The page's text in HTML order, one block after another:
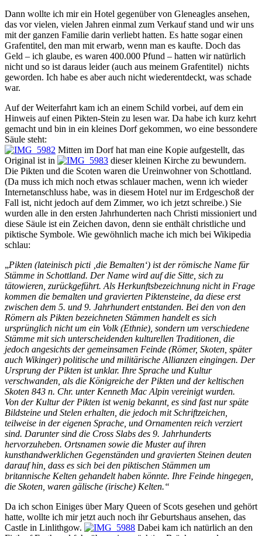
Dann wollte ich mir ein Hotel gegenüber von Gleneagles ansehen,
das vor vielen, vielen Jahren einmal zum Verkauf stand und wir uns
mit der ganzen Familie darin verliebt hatten. Es hatte sogar einen
Grafentitel, den man mit erwarb, wenn man es kaufte. Doch das
Geld – ich glaube, es waren 400.000 Pfund – hatten wir natürlich
nicht und so ist daraus leider (auch aus meinem Grafentitel) nichts
geworden. Ich habe es aber auch nicht wiederentdeckt, was schade
war.
Auf der Weiterfahrt kam ich an einem Schild vorbei, auf dem ein
Hinweis auf einen Pikten-Stein zu lesen war. Da habe ich kurz kehrt
gemacht und bin in ein kleines Dorf gekommen, wo eine bessondere
Säule steht:
Mitten im Dorf hat man eine Kopie aufgestellt, das
Original ist in
dieser kleinen Kirche zu bewundern.
Die Pikten und die Scoten waren die Ureinwohner von Schottland.
(Da muss ich mich noch etwas schlauer machen, wenn ich wieder
Internetanschluss habe, was in diesem Hotel nur im Erdgeschoß der
Fall ist, nicht jedoch auf dem Zimmer, wo ich jetzt schreibe.) Sie
wurden alle in den ersten Jahrhunderten nach Christi missioniert und
diese Säule ist ein Zeichen davon, denn sie enthält christliche und
piktische Symbole. Wie gewöhnlich mache ich mich bei Wikipedia
schlau:
„Pikten (lateinisch picti ‚die Bemalten‘) ist der römische Name für
Stämme in Schottland. Der Name wird auf die Sitte, sich zu
tätowieren, zurückgeführt. Als Herkunftsbezeichnung nicht in Frage
kommen die bemalten und gravierten Piktensteine, da diese erst
zwischen dem 5. und 9. Jahrhundert entstanden. Bei den von den
Römern als Pikten bezeichneten Stämmen handelt es sich
ursprünglich nicht um ein Volk (Ethnie), sondern um verschiedene
Stämme mit sich unterscheidenden kulturellen Traditionen, die
jedoch angesichts der gemeinsamen Feinde (Römer, Skoten, später
auch Wikinger) politische und militärische Allianzen eingingen. Der
Ursprung der Pikten ist unklar. Ihre Sprache und Kultur
verschwanden, als die Königreiche der Pikten und der keltischen
Skoten 843 n. Chr. unter Kenneth Mac Alpin vereinigt wurden.
Von der Kultur der Pikten ist wenig bekannt, es sind fast nur späte
Bildsteine und Stelen erhalten, die jedoch mit Schriftzeichen,
teilweise in der eigenen Sprache, und Ornamenten reich verziert
sind. Darunter sind die Cross Slabs des 9. Jahrhunderts
hervorzuheben. Ortsnamen sowie die Muster auf ihren
kunsthandwerklichen Gegenständen und gravierten Steinen deuten
darauf hin, dass es sich bei den piktischen Stämmen um
britannische Kelten gehandelt haben könnte. Ihre Feinde hingegen,
die Skoten, waren gälische (irische) Kelten.“
Da ich schon Einiges über Mary Queen of Scots gesehen und gehört
hatte, wollte ich mir jetzt auch noch ihr Geburtshaus ansehen, das
Castle in Linlithgow.
Dabei kam ich natürlich an den